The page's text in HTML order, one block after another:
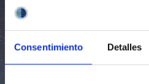
Consentimiento Detalles